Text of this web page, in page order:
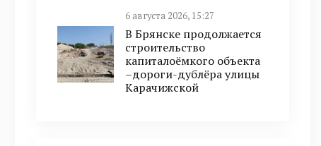
6 августа 2026, 15:27
В Брянске продолжается
строительство
капиталоёмкого объекта
–дороги-дублёра улицы
Карачижской